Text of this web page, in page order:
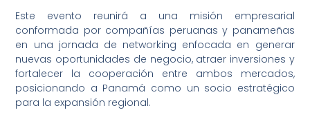
Este evento reunirá a una misión empresarial
conformada por compañías peruanas y panameñas
en una jornada de networking enfocada en generar
nuevas oportunidades de negocio, atraer inversiones y
fortalecer la cooperación entre ambos mercados,
posicionando a Panamá como un socio estratégico
para la expansión regional.